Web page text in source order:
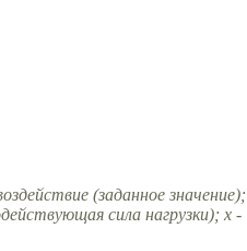
(заданное значение);
сила нагрузки); x -